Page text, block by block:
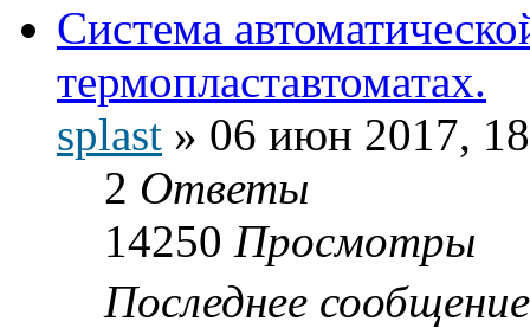
Система
термопластавтоматах.
splast » 06 июн 2017,
2 Ответы
14250 Просмотры
Последнее